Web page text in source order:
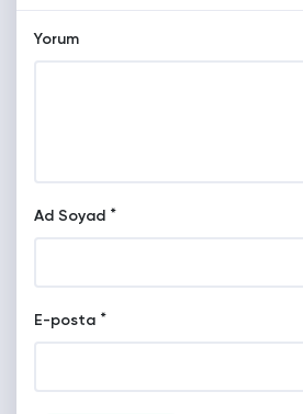
Yorum
Ad Soyad *
E-posta *